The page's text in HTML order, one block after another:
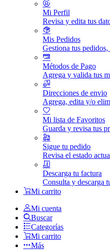
Mi Perfil
Revisa y edita tus
Mis Pedidos
Gestiona tus
Métodos de Pago
Agrega y valida tus
Direcciones de envio
Agrega, edita y/o
Mi lista de Favoritos
Guarda y revisa tus
Sigue tu pedido
Revisa el estado
Descarga tu factura
Consulta y descarga
Mi carrito
Mi cuenta
Buscar
Categorías
Mi carrito
Más